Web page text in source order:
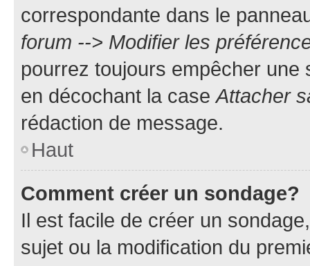
correspondante dans le
forum --> Modifier les
pourrez toujours empêcher une
en décochant la caseAttacher
rédaction de message.
Haut
Comment créer un sondage?
Il est facile de créer un
sujet ou la modification du